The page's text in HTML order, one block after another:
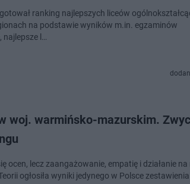
ranking najlepszych liceów
na podstawie wyników m.in. egzaminów
l…
woj. warmińsko-mazurskim.
ocen, lecz zaangażowanie, empatię i działanie na
ogłosiła wyniki jedynego w Polsce zestawienia